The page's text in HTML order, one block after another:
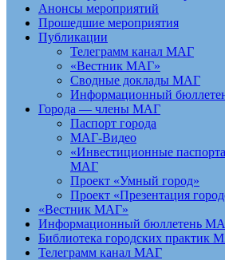
Анонсы мероприятий
Прошедшие мероприятия
Публикации
Телеграмм канал МАГ
«Вестник МАГ»
Сводные доклады МАГ
Информационный
Города — члены МАГ
Паспорт города
МАГ-Видео
«Инвестиционные
МАГ
Проект «Умный город»
Проект «Презентация
«Вестник МАГ»
Информационный бюллетень
Библиотека городских практик
Телеграмм канал МАГ